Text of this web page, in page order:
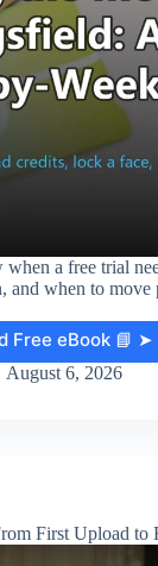
a free trial
and when to move
Free eBook 📘 ➤
August 6, 2026
First Upload to